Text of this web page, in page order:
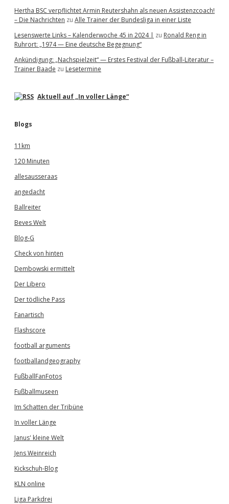
Hertha BSC verpflichtet Armin Reutershahn als neuen Assistenzcoach!
– Die Nachrichten zu Alle Trainer der Bundesliga in einer Liste
Lesenswerte Links – Kalenderwoche 45 in 2024 | zu Ronald Reng in
Ruhrort: „1974 — Eine deutsche Begegnung“
Ankündigung: „Nachspielzeit“ — Erstes Festival der Fußball-Literatur –
Trainer Baade zu Lesetermine
Aktuell auf „In voller Länge“
Blogs
11km
120 Minuten
allesausseraas
angedacht
Ballreiter
Beves Welt
Blog-G
Check von hinten
Dembowski ermittelt
Der Libero
Der tödliche Pass
Fanartisch
Flashscore
football arguments
footballandgeography
FußballFanFotos
Fußballmuseen
Im Schatten der Tribüne
In voller Länge
Janus' kleine Welt
Jens Weinreich
Kickschuh-Blog
KLN online
Liga Parkdrei